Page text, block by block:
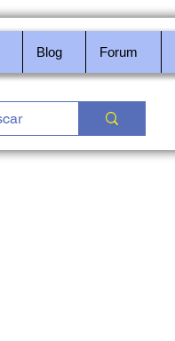
Blog Forum